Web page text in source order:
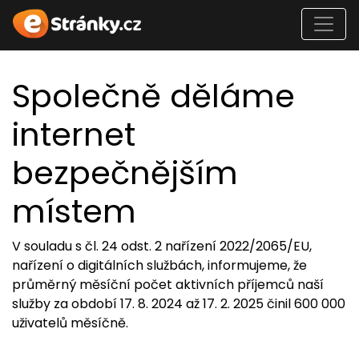
Společně děláme
internet
bezpečnějším
místem
V souladu s čl. 24 odst. 2 nařízení 2022/2065/EU,
nařízení o digitálních službách, informujeme, že
průměrný měsíční počet aktivních příjemců naší
služby za období 17. 8. 2024 až 17. 2. 2025 činil 600 000
uživatelů měsíčně.